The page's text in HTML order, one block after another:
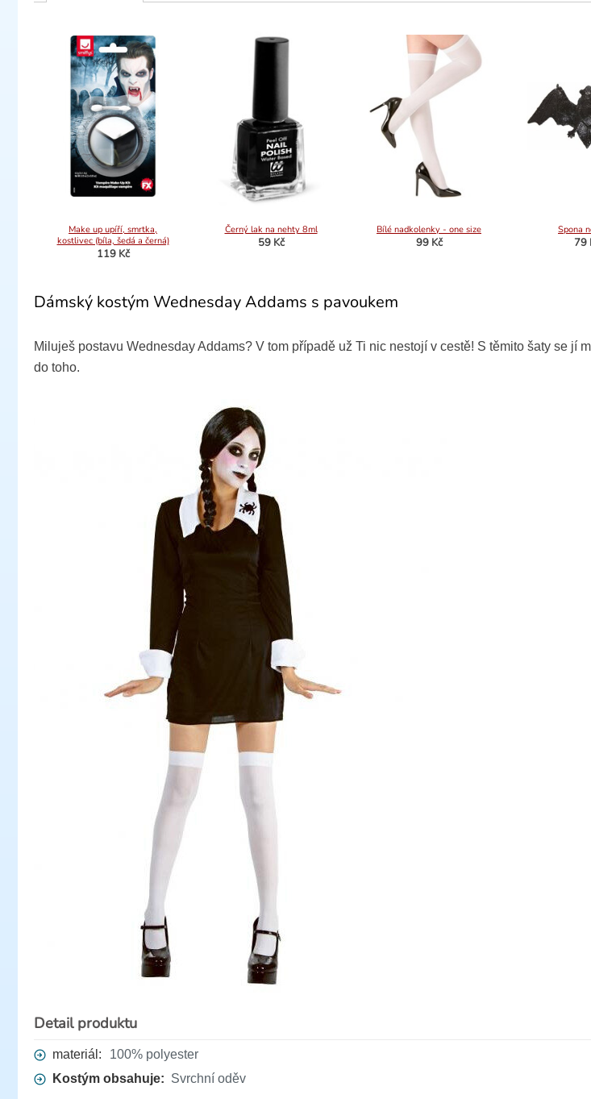
Make up upíří, smrtka,
kostlivec (bíla, šedá a černá)
119 Kč
Černý lak na nehty 8ml
59 Kč
Bílé nadkolenky - one size
99 Kč
Spona
79
Dámský kostým Wednesday Addams s pavoukem
Miluješ postavu Wednesday Addams? V tom případě už Ti nic nestojí v cestě! S těmito šaty se jí
do toho.
Detail produktu
materiál:
100% polyester
Kostým obsahuje: Svrchní oděv